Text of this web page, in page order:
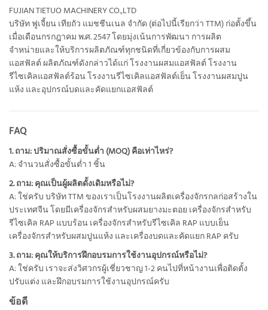
FUJIAN TIETUO MACHINERY CO.,LTD
บริษัท ฟูเจี้ยน เทียถัว แมชชีนเนล จำกัด (ต่อไปนี้เรียกว่า TTM) ก่อตั้งขึ้น
เมื่อเดือนกรกฎาคม พ.ศ. 2547 โดยมุ่งเน้นการพัฒนา การผลิต
จำหน่ายและให้บริการผลิตภัณฑ์ทุกชนิดที่เกี่ยวข้องกับการผสม
แอสฟัลต์ ผลิตภัณฑ์ดังกล่าวได้แก่ โรงงานผสมแอสฟัลต์ โรงงาน
รีไซเคิลแอสฟัลต์ร้อน โรงงานรีไซเคิลแอสฟัลต์เย็น โรงงานผสมปูน
แห้ง และอุปกรณ์บดและคัดแยกแอสฟัลต์
FAQ
1. ถาม: ปริมาณสั่งซื้อขั้นต่ำ (MOQ) คือเท่าไหร่?
A: จำนวนสั่งซื้อขั้นต่ำ 1 ชิ้น
2. ถาม: คุณเป็นผู้ผลิตดั้งเดิมหรือไม่?
A: ใช่ครับ บริษัท TTM ของเราเป็นโรงงานผลิตเครื่องจักรกลก่อสร้างใน
ประเทศจีน โดยมีเครื่องจักรสำหรับผสมยางมะตอย เครื่องจักรสำหรับ
รีไซเคิล RAP แบบร้อน เครื่องจักรสำหรับรีไซเคิล RAP แบบเย็น
เครื่องจักรสำหรับผสมปูนแห้ง และเครื่องบดและคัดแยก RAP ครับ
3. ถาม: คุณให้บริการฝึกอบรมการใช้งานอุปกรณ์หรือไม่?
A: ใช่ครับ เราจะส่งวิศวกรผู้เชี่ยวชาญ 1-2 คนไปที่หน้างานเพื่อติดตั้ง
ปรับแต่ง และฝึกอบรมการใช้งานอุปกรณ์ครับ
ข้อดี